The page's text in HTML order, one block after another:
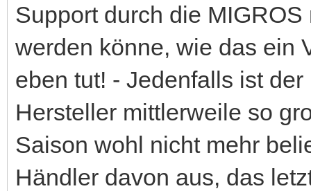
Support durch die
werden könne, wie das ein
eben tut! - Jedenfalls ist
Hersteller mittlerweile so
Saison wohl nicht mehr
Händler davon aus, das